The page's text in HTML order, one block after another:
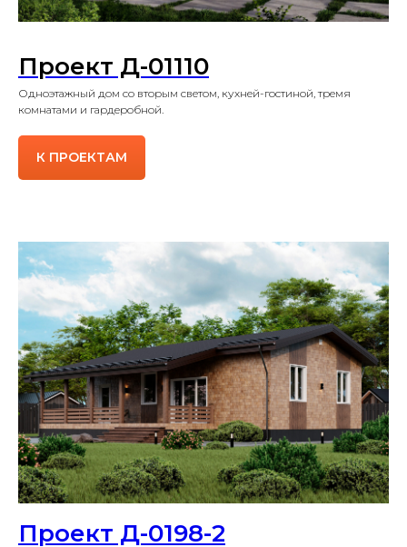
Проект Д-01110
Одноэтажный дом со вторым светом, кухней-гостиной, тремя
комнатами и гардеробной.
К ПРОЕКТАМ
Проект Д-0198-2